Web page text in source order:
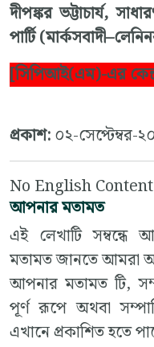
দীপঙ্কর ভট্টাচার্য,
পার্টি
[সিপিআই(এম)-এর
প্রকাশ:০২-সেপ্টেম্বর-
No English Content
আপনার মতামত
এই লেখাটি
মতামত জানতে আমরা
আপনার মতামত টি,
পূর্ণ রূপে অথবা
এখানে প্রকাশিত হতে